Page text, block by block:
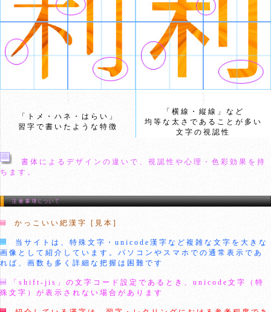
「トメ・ハネ・はらい」
習字で書いたような特徴
「横線・縦線」など
均等な太さであることが多い
文字の視認性
書体によるデザインの違いで、視認性や心理・色彩効果を持
ちます。
かっこいい紦漢字 [見本]
当サイトは、特殊文字・unicode漢字など複雑な文字を大きな
画像として紹介しています。パソコンやスマホでの通常表示であ
れば、画数も多く詳細な把握は困難です
「shift-jis」の文字コード設定であるとき、unicode文字（特
殊文字）が表示されない場合があります